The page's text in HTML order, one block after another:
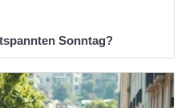
Sonntag?